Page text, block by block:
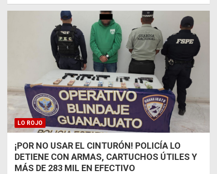
LO ROJO
¡POR NO USAR EL CINTURÓN! POLICÍA LO
DETIENE CON ARMAS, CARTUCHOS ÚTILES Y
MÁS DE 283 MIL EN EFECTIVO